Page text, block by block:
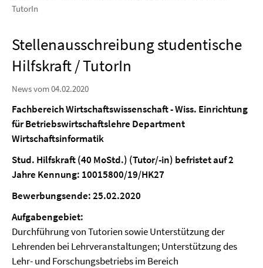
TutorIn
Stellenausschreibung studentische
Hilfskraft / TutorIn
News vom 04.02.2020
Fachbereich Wirtschaftswissenschaft - Wiss. Einrichtung
für Betriebswirtschaftslehre Department
Wirtschaftsinformatik
Stud. Hilfskraft (40 MoStd.) (Tutor/-in) befristet auf 2
Jahre Kennung: 10015800/19/HK27
Bewerbungsende: 25.02.2020
Aufgabengebiet:
Durchführung von Tutorien sowie Unterstützung der
Lehrenden bei Lehrveranstaltungen; Unterstützung des
Lehr- und Forschungsbetriebs im Bereich